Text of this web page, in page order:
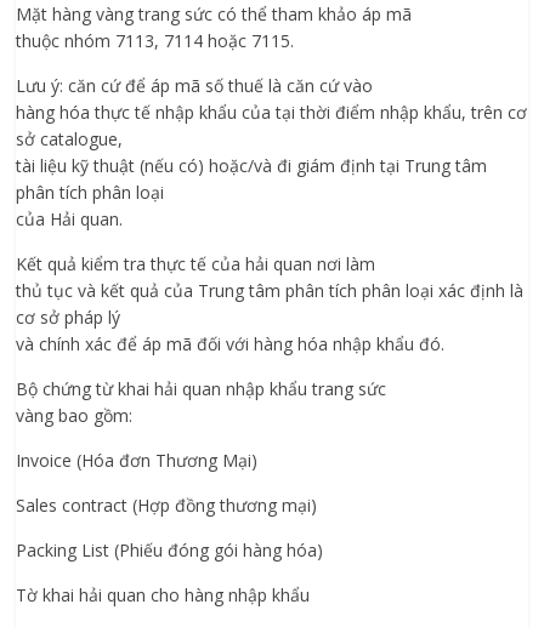
Mặt hàng vàng trang sức có thể tham khảo áp mã
thuộc nhóm 7113, 7114 hoặc 7115.
Lưu ý: căn cứ để áp mã số thuế là căn cứ vào
hàng hóa thực tế nhập khẩu của tại thời điểm nhập khẩu, trên cơ
sở catalogue,
tài liệu kỹ thuật (nếu có) hoặc/và đi giám định tại Trung tâm
phân tích phân loại
của Hải quan.
Kết quả kiểm tra thực tế của hải quan nơi làm
thủ tục và kết quả của Trung tâm phân tích phân loại xác định là
cơ sở pháp lý
và chính xác để áp mã đối với hàng hóa nhập khẩu đó.
Bộ chứng từ khai hải quan nhập khẩu trang sức
vàng bao gồm:
Invoice (Hóa đơn Thương Mại)
Sales contract (Hợp đồng thương mại)
Packing List (Phiếu đóng gói hàng hóa)
Tờ khai hải quan cho hàng nhập khẩu